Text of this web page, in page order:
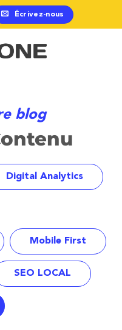
Écrivez-nous
blog
Digital Analytics
Mobile First
SEO LOCAL